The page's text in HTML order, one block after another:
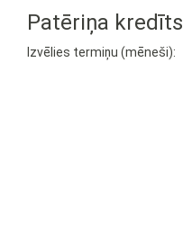
Patēriņa kredīts
Izvēlies termiņu (mēneši):